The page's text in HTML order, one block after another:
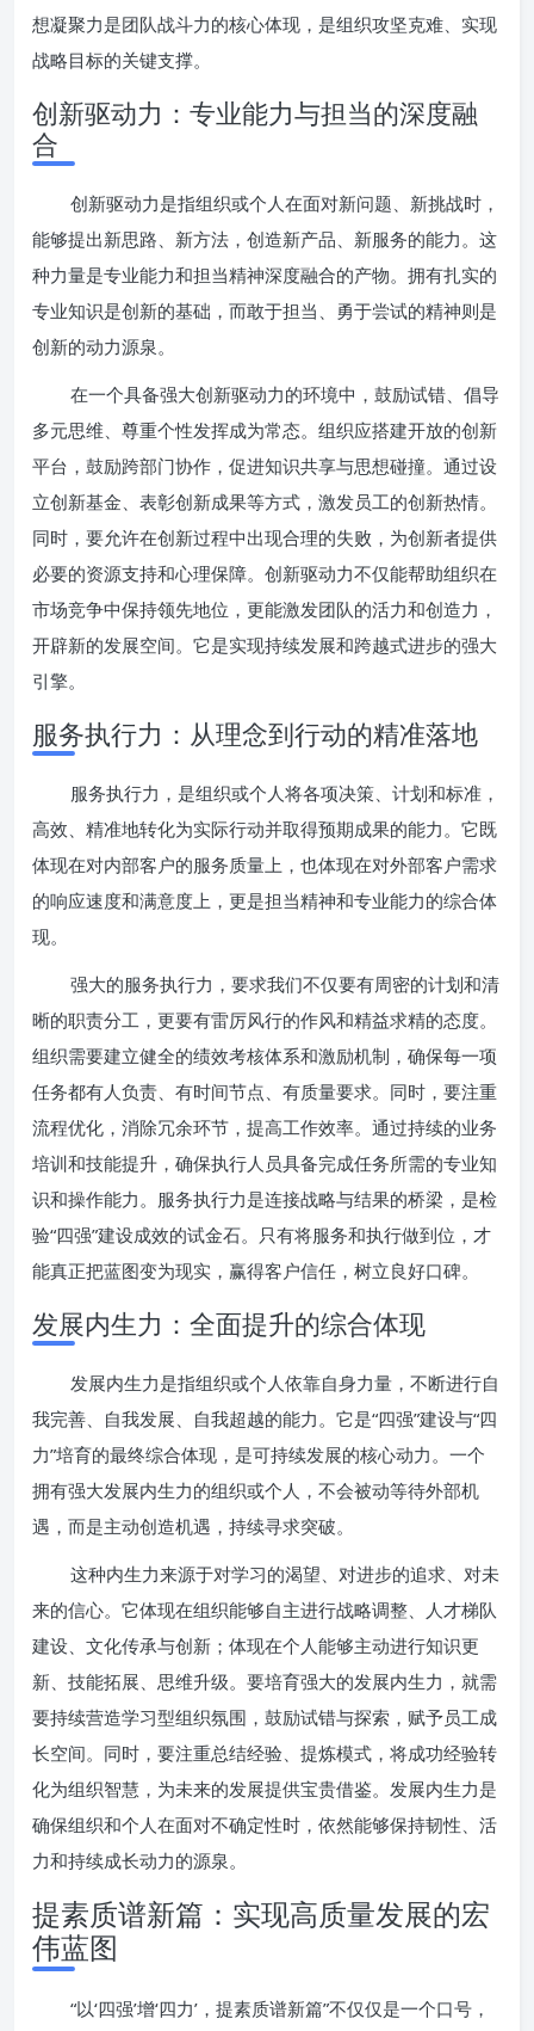
想凝聚力是团队战斗力的核心体现，是组织攻坚克难、实现
战略目标的关键支撑。
创新驱动力：专业能力与担当的深度融
合
创新驱动力是指组织或个人在面对新问题、新挑战时，
能够提出新思路、新方法，创造新产品、新服务的能力。这
种力量是专业能力和担当精神深度融合的产物。拥有扎实的
专业知识是创新的基础，而敢于担当、勇于尝试的精神则是
创新的动力源泉。
在一个具备强大创新驱动力的环境中，鼓励试错、倡导
多元思维、尊重个性发挥成为常态。组织应搭建开放的创新
平台，鼓励跨部门协作，促进知识共享与思想碰撞。通过设
立创新基金、表彰创新成果等方式，激发员工的创新热情。
同时，要允许在创新过程中出现合理的失败，为创新者提供
必要的资源支持和心理保障。创新驱动力不仅能帮助组织在
市场竞争中保持领先地位，更能激发团队的活力和创造力，
开辟新的发展空间。它是实现持续发展和跨越式进步的强大
引擎。
服务执行力：从理念到行动的精准落地
服务执行力，是组织或个人将各项决策、计划和标准，
高效、精准地转化为实际行动并取得预期成果的能力。它既
体现在对内部客户的服务质量上，也体现在对外部客户需求
的响应速度和满意度上，更是担当精神和专业能力的综合体
现。
强大的服务执行力，要求我们不仅要有周密的计划和清
晰的职责分工，更要有雷厉风行的作风和精益求精的态度。
组织需要建立健全的绩效考核体系和激励机制，确保每一项
任务都有人负责、有时间节点、有质量要求。同时，要注重
流程优化，消除冗余环节，提高工作效率。通过持续的业务
培训和技能提升，确保执行人员具备完成任务所需的专业知
识和操作能力。服务执行力是连接战略与结果的桥梁，是检
验“四强”建设成效的试金石。只有将服务和执行做到位，才
能真正把蓝图变为现实，赢得客户信任，树立良好口碑。
发展内生力：全面提升的综合体现
发展内生力是指组织或个人依靠自身力量，不断进行自
我完善、自我发展、自我超越的能力。它是“四强”建设与“四
力”培育的最终综合体现，是可持续发展的核心动力。一个
拥有强大发展内生力的组织或个人，不会被动等待外部机
遇，而是主动创造机遇，持续寻求突破。
这种内生力来源于对学习的渴望、对进步的追求、对未
来的信心。它体现在组织能够自主进行战略调整、人才梯队
建设、文化传承与创新；体现在个人能够主动进行知识更
新、技能拓展、思维升级。要培育强大的发展内生力，就需
要持续营造学习型组织氛围，鼓励试错与探索，赋予员工成
长空间。同时，要注重总结经验、提炼模式，将成功经验转
化为组织智慧，为未来的发展提供宝贵借鉴。发展内生力是
确保组织和个人在面对不确定性时，依然能够保持韧性、活
力和持续成长动力的源泉。
提素质谱新篇：实现高质量发展的宏
伟蓝图
“以‘四强’增‘四力’，提素质谱新篇”不仅仅是一个口号，